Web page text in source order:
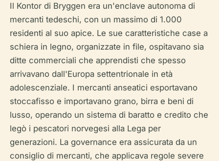
Il Kontor di Bryggen era un'enclave autonoma di
mercanti tedeschi, con un massimo di 1.000
residenti al suo apice. Le sue caratteristiche case a
schiera in legno, organizzate in file, ospitavano sia
ditte commerciali che apprendisti che spesso
arrivavano dall'Europa settentrionale in età
adolescenziale. I mercanti anseatici esportavano
stoccafisso e importavano grano, birra e beni di
lusso, operando un sistema di baratto e credito che
legò i pescatori norvegesi alla Lega per
generazioni. La governance era assicurata da un
consiglio di mercanti, che applicava regole severe